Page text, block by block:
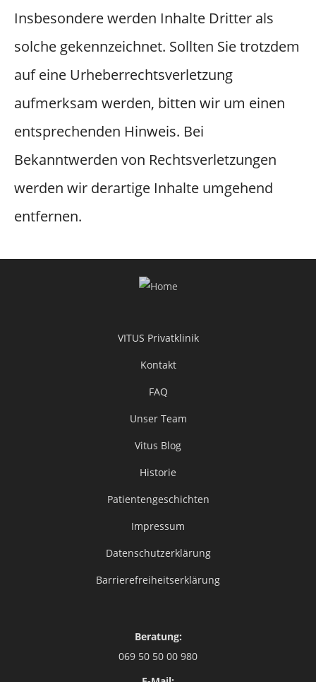
Insbesondere werden Inhalte Dritter als
solche gekennzeichnet. Sollten Sie trotzdem
auf eine Urheberrechtsverletzung
aufmerksam werden, bitten wir um einen
entsprechenden Hinweis. Bei
Bekanntwerden von Rechtsverletzungen
werden wir derartige Inhalte umgehend
entfernen.
VITUS Privatklinik
Kontakt
FAQ
Unser Team
Vitus Blog
Historie
Patientengeschichten
Impressum
Datenschutzerklärung
Barrierefreiheitserklärung
Beratung:
069 50 50 00 980